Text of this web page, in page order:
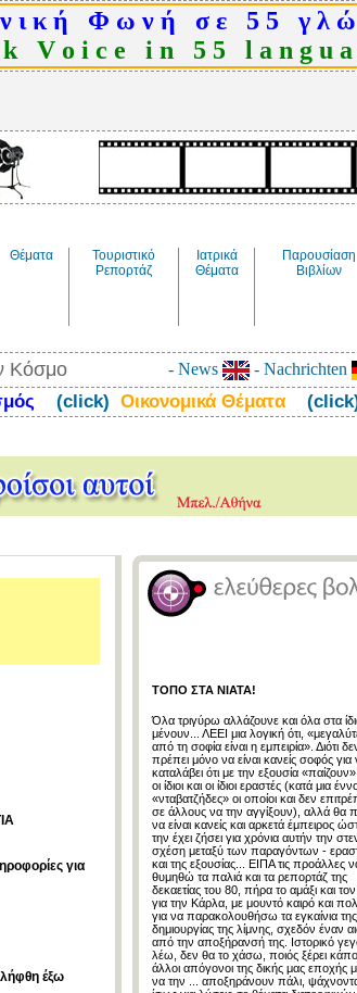
ι κ ή Φ ω ν ή σ ε 5 5 γ λ ώ
V o i c e i n 5 5 l a n g u a
Θέματα
Τουριστικό
Ρεπορτάζ
Ιατρικά
Θέματα
Παρουσίαση
Βιβλίων
Κόσμο - News - Nachrichten
(click) Οικονομικά Θέματα
για
έξω
ΤΟΠΟ ΣΤΑ ΝΙΑΤΑ!
Όλα τριγύρω αλλάζουνε και όλα στα
μένουν... ΛΕΕΙ μια λογική ότι,
από τη σοφία είναι η εμπειρία». Διότι
πρέπει μόνο να είναι κανείς σοφός για
καταλάβει ότι με την εξουσία
οι ίδιοι και οι ίδιοι εραστές (κατά μια
«νταβατζήδες» οι οποίοι και δεν
σε άλλους να την αγγίξουν), αλλά θα
να είναι κανείς και αρκετά έμπειρος
την έχει ζήσει για χρόνια αυτήν την
σχέση μεταξύ των παραγόντων -
και της εξουσίας... ΕΙΠΑ τις προάλλες
θυμηθώ τα παλιά και τα ρεπορτάζ της
δεκαετίας του 80, πήρα το αμάξι και
για την Κάρλα, με μουντό καιρό και
για να παρακολουθήσω τα εγκαίνια της
δημιουργίας της λίμνης, σχεδόν έναν
από την αποξήρανσή της. Ιστορικό
λέω, δεν θα το χάσω, ποιός ξέρει
άλλοι απόγονοι της δικής μας εποχής
να την ... αποξηράνουν πάλι,